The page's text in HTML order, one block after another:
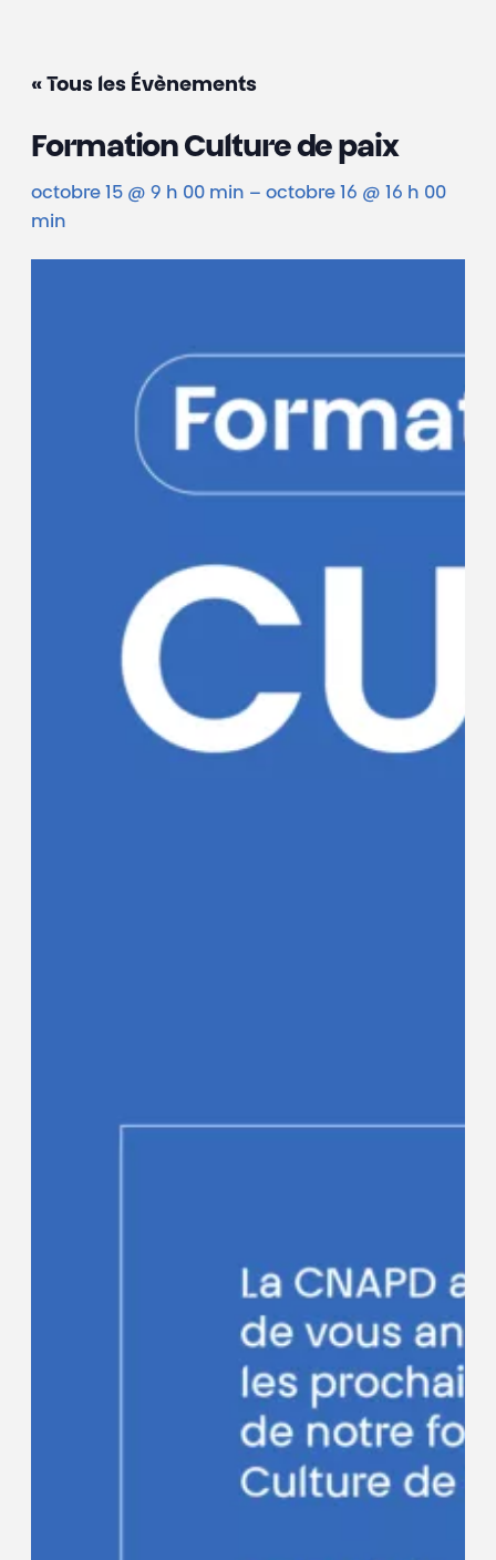
« Tous les Évènements
Formation Culture de paix
octobre 15 @ 9 h 00 min – octobre 16 @ 16 h 00
min